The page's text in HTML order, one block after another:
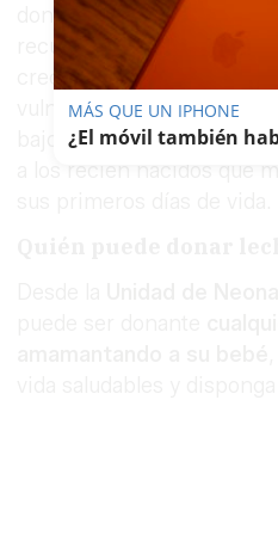
donaciones y recordar la
recurso considerado
crecimiento y el
vulnerables. La leche
bajo prescripción
a los recién nacidos que
MÁS QUE UN IPHONE
¿El móvil también